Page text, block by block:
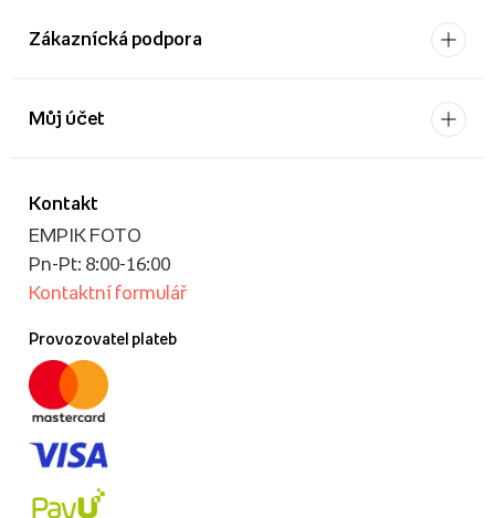
Zákaznícká podpora
Kontakt
EMPIK FOTO
Pn-Pt: 8:00-16:00
Kontaktní formulář
Provozovatel plateb
Můj účet